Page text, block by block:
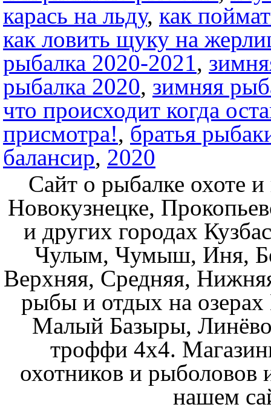
карась на льду, как
как ловить щуку на
рыбалка 2020-2021,
рыбалка 2020, зимняя
что происходит когда
присмотра!, братья
балансир, 2020
Сайт о рыбалке охоте
Новокузнецке,
и других городах
Чулым, Чумыш, Иня,
Верхняя, Средняя,
рыбы и отдых на
Малый Базыры,
троффи 4х4.
охотников и рыболовов
нашем